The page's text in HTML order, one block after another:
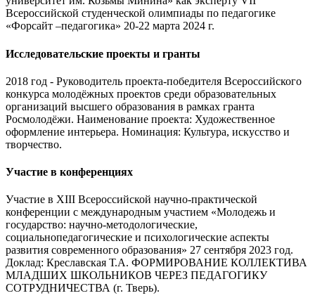
Всероссийской студенческой олимпиады по педагогике
«Форсайт –педагогика» 20-22 марта 2024 г.
Исследовательские проекты и гранты
2018 год - Руководитель проекта-победителя Всероссийского
конкурса молодёжных проектов среди образовательных
организаций высшего образования в рамках гранта
Росмолодёжи. Наименование проекта: Художественное
оформление интерьера. Номинация: Культура, искусство и
творчество.
Участие в конференциях
Участие в ХIII Всероссийской научно-практической
конференции с международным участием «Молодежь и
государство: научно-методологические,
социальнопедагогические и психологические аспекты
развития современного образования» 27 сентября 2023 год.
Доклад: Креславская Т.А. ФОРМИРОВАНИЕ КОЛЛЕКТИВА
МЛАДШИХ ШКОЛЬНИКОВ ЧЕРЕЗ ПЕДАГОГИКУ
СОТРУДНИЧЕСТВА (г. Тверь).